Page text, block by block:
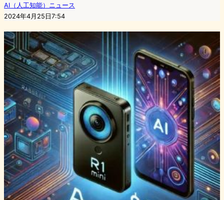
AI（人工知能）ニュース
2024年4月25日7:54